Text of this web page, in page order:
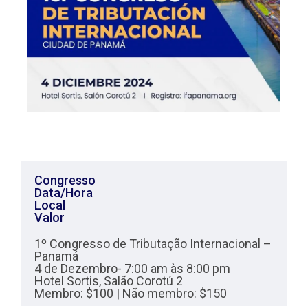
Congresso
Data/Hora
Local
Valor
1º Congresso de Tributação Internacional –
Panamá
4 de Dezembro- 7:00 am às 8:00 pm
Hotel Sortis, Salão Corotú 2
Membro: $100 | Não membro: $150